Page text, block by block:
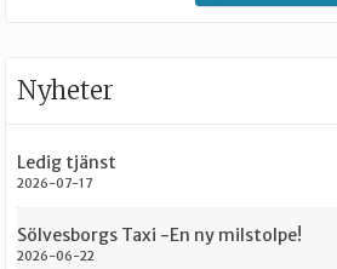
Nyheter
Ledig tjänst
2026-07-17
Sölvesborgs Taxi -En ny milstolpe!
2026-06-22